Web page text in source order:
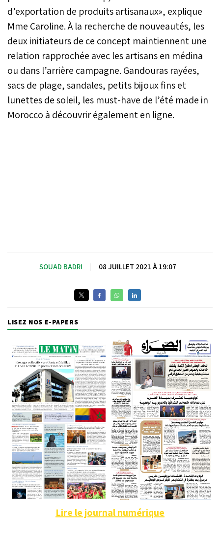
d’exportation de produits artisanaux», explique
Mme Caroline. À la recherche de nouveautés, les
deux initiateurs de ce concept maintiennent une
relation rapprochée avec les artisans en médina
ou dans l’arrière campagne. Gandouras rayées,
sacs de plage, sandales, petits bijoux fins et
lunettes de soleil, les must-have de l’été made in
Morocco à découvrir également en ligne.
SOUAD BADRI 08 JUILLET 2021 À 19:07
LISEZ NOS E-PAPERS
Lire le journal numérique